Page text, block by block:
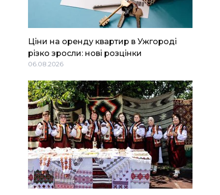
Ціни на оренду квартир в Ужгороді
різко зросли: нові розцінки
06.08.2026